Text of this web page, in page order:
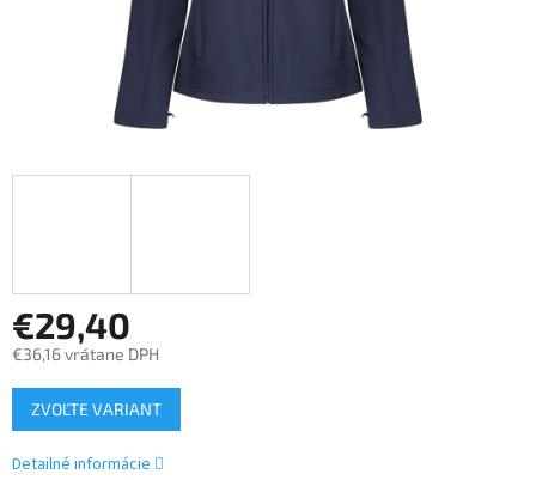
€29,40
€36,16 vrátane DPH
Jednotková
cena:
ZVOĽTE VARIANT
Detailné informácie